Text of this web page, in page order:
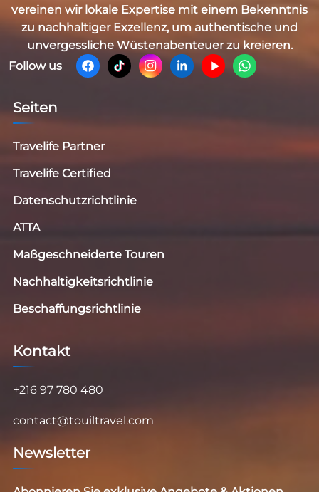
vereinen wir lokale Expertise mit einem Bekenntnis
zu nachhaltiger Exzellenz, um authentische und
unvergessliche Wüstenabenteuer zu kreieren.
Follow us
Seiten
Travelife Partner
Travelife Certified
Datenschutzrichtlinie
ATTA
Maßgeschneiderte Touren
Nachhaltigkeitsrichtlinie
Beschaffungsrichtlinie
Kontakt
+216 97 780 480
contact@touiltravel.com
Newsletter